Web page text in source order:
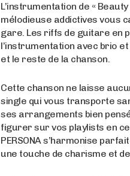
L’instrumentation de «
mélodieuse addictives vous
gare. Les riffs de guitare en
l’instrumentation avec brio
et le reste de la chanson.
Cette chanson ne laisse
single qui vous transporte
ses arrangements bien
figurer sur vos playlists en ce
PERSONA s’harmonise
une touche de charisme et